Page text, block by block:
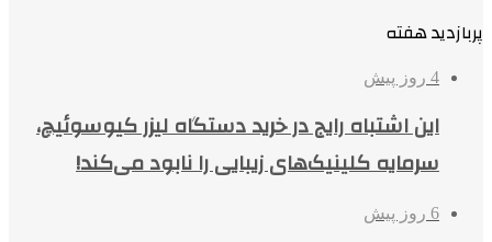
پربازدید هفته
4 روز پیش
این اشتباه رایج در خرید دستگاه لیزر کیوسوئیچ،
سرمایه کلینیک‌های زیبایی را نابود می‌کند!
6 روز پیش